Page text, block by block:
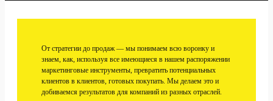
От стратегии до продаж — мы понимаем всю воронку и
знаем, как, используя все имеющиеся в нашем распоряжении
маркетинговые инструменты, превратить потенциальных
клиентов в клиентов, готовых покупать. Мы делаем это и
добиваемся результатов для компаний из разных отраслей.